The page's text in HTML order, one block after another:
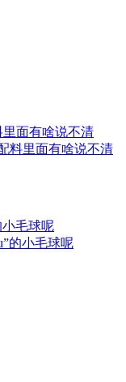
料里面有啥说不清
的小毛球呢